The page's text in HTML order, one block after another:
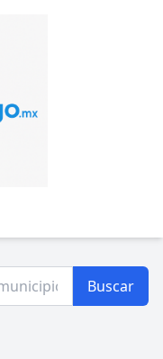
Buscar